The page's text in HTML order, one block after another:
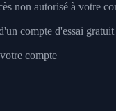
non autorisé à votre
compte d'essai gratuit
compte